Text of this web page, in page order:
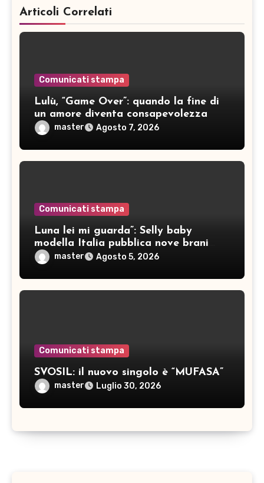
Articoli Correlati
Comunicati stampa
Lulù, “Game Over”: quando la fine di
un amore diventa consapevolezza
master Agosto 7, 2026
Comunicati stampa
Luna lei mi guarda”: Selly baby
modella Italia pubblica nove brani
ineditimaster Agosto 5, 2026
Comunicati stampa
SVOSIL: il nuovo singolo è “MUFASA”
master Luglio 30, 2026